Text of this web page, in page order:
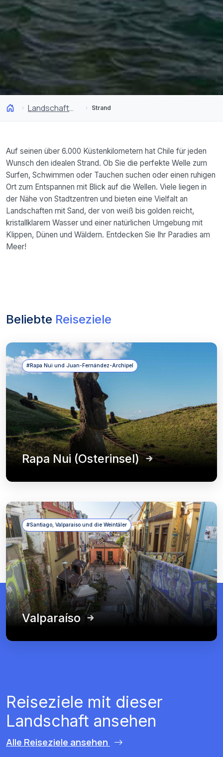
Landschaften Strand
Auf seinen über 6.000 Küstenkilometern hat Chile für jeden
Wunsch den idealen Strand. Ob Sie die perfekte Welle zum
Surfen, Schwimmen oder Tauchen suchen oder einen ruhigen
Ort zum Entspannen mit Blick auf die Wellen. Viele liegen in
der Nähe von Stadtzentren und bieten eine Vielfalt an
Landschaften mit Sand, der von weiß bis golden reicht,
kristallklarem Wasser und einer natürlichen Umgebung mit
Klippen, Dünen und Wäldern. Entdecken Sie Ihr Paradies am
Meer!
Beliebte Reiseziele
#Rapa Nui und Juan-Fernández-Archipel
Rapa Nui (Osterinsel)
#Santiago, Valparaíso und die Weintäler
Valparaíso
Reiseziele mit dieser
Landschaft ansehen
Alle Reiseziele ansehen